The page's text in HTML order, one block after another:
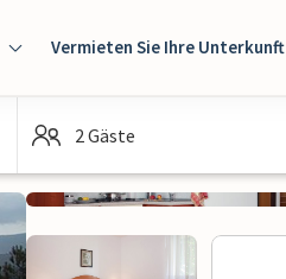
Vermieten Sie Ihre Unterkunft
2 Gäste